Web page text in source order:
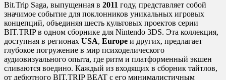
Bit.Trip Saga, выпущенная в 2011 году, представляет собой
значимое событие для поклонников уникальных игровых
концепций, объединяя шесть культовых проектов серии
BIT.TRIP в одном сборнике для Nintendo 3DS. Эта коллекция,
доступная в регионах USA, Europe и других, предлагает
глубокое погружение в мир психоделического
аудиовизуального опыта, где ритм и платформенный экшен
сливаются воедино. Каждый из входящих в сборник тайтлов,
от дебютного BIT.TRIP BEAT с его минималистичным